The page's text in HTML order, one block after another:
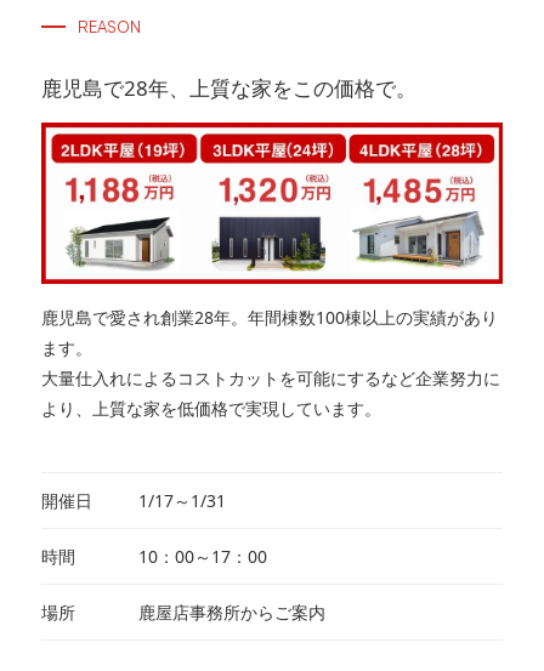
REASON
鹿児島で28年、上質な家をこの価格で。
鹿児島で愛され創業28年。年間棟数100棟以上の実績があり
ます。
大量仕入れによるコストカットを可能にするなど企業努力に
より、上質な家を低価格で実現しています。
開催日 1/17～1/31
時間 10：00～17：00
場所 鹿屋店事務所からご案内